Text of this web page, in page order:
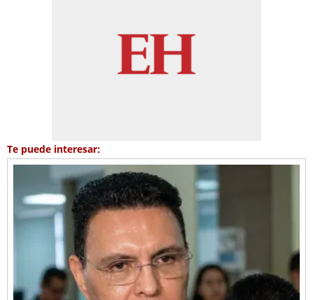
Te puede interesar: